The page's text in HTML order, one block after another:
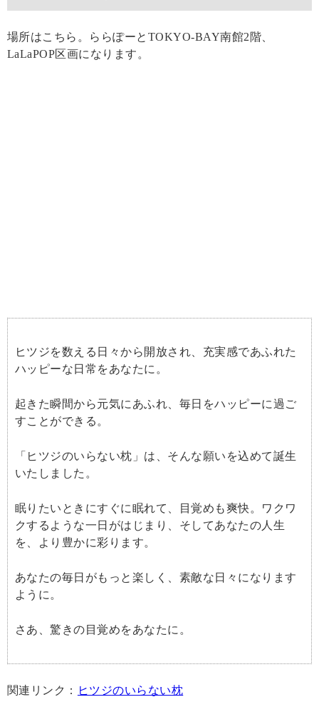
場所はこちら。ららぽーとTOKYO‐BAY南館2階、
LaLaPOP区画になります。
ヒツジを数える日々から開放され、充実感であふれた
ハッピーな日常をあなたに。
起きた瞬間から元気にあふれ、毎日をハッピーに過ご
すことができる。
「ヒツジのいらない枕」は、そんな願いを込めて誕生
いたしました。
眠りたいときにすぐに眠れて、目覚めも爽快。ワクワ
クするような一日がはじまり、そしてあなたの人生
を、より豊かに彩ります。
あなたの毎日がもっと楽しく、素敵な日々になります
ように。
さあ、驚きの目覚めをあなたに。
関連リンク： ヒツジのいらない枕